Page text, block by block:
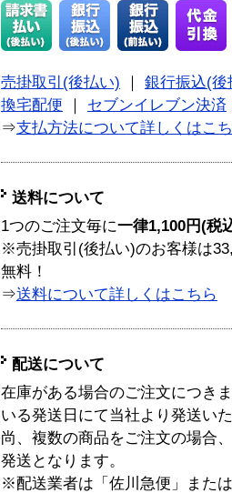
売掛取引(後払い) ｜ 銀行振込(後
換宅配便 ｜ セブンイレブン決済
⇒支払方法について詳しくはこ
送料について
1つのご注文毎に一律1,100円(税
※売掛取引(後払い)のお客様は
無料！
⇒送料について詳しくはこちら
配送について
在庫がある場合のご注文につき
いる発送日にて当社より発送い
尚、複数の商品をご注文の場合
発送となります。
※配送業者は「佐川急便」また